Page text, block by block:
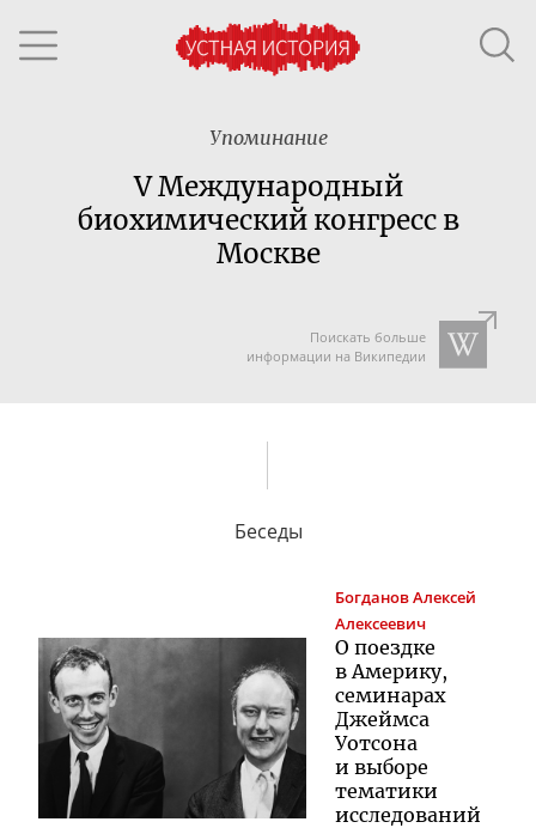
Упоминание
V Международный
биохимический конгресс в
Москве
Поискать больше
информации на Википедии
Беседы
БогдановАлексей
Алексеевич
О поездке
в Америку,
семинарах
Джеймса
Уотсона
и выборе
тематики
исследований